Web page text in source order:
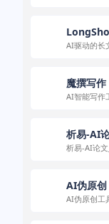
AI驱动的长
魔撰写作
AI智能写作
析易-AI
析易-AI论文
AI伪原创
AI伪原创工